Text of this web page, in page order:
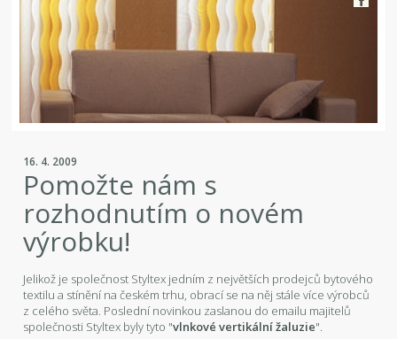
16. 4. 2009
Pomožte nám s
rozhodnutím o novém
výrobku!
Jelikož je společnost Styltex jedním z největších prodejců bytového
textilu a stínění na českém trhu, obrací se na něj stále více výrobců
z celého světa. Poslední novinkou zaslanou do emailu majitelů
společnosti Styltex byly tyto "vlnkové vertikální žaluzie".